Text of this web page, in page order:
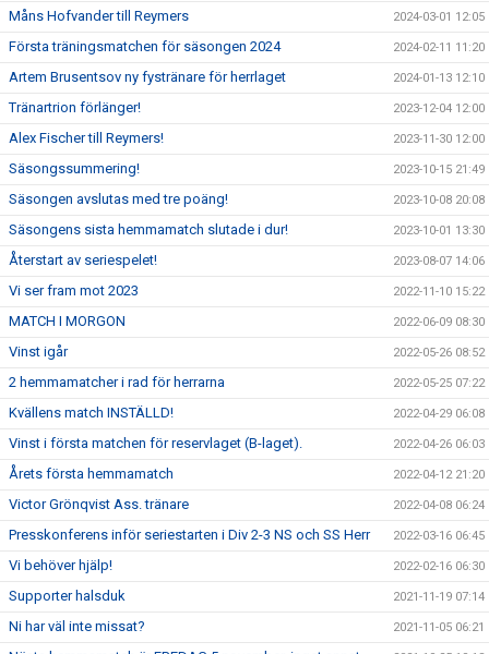
Måns Hofvander till Reymers 2024-03-01 12:05
Första träningsmatchen för säsongen 2024 2024-02-11 11:20
Artem Brusentsov ny fystränare för herrlaget 2024-01-13 12:10
Tränartrion förlänger! 2023-12-04 12:00
Alex Fischer till Reymers! 2023-11-30 12:00
Säsongssummering! 2023-10-15 21:49
Säsongen avslutas med tre poäng! 2023-10-08 20:08
Säsongens sista hemmamatch slutade i dur! 2023-10-01 13:30
Återstart av seriespelet! 2023-08-07 14:06
Vi ser fram mot 2023 2022-11-10 15:22
MATCH I MORGON 2022-06-09 08:30
Vinst igår 2022-05-26 08:52
2 hemmamatcher i rad för herrarna 2022-05-25 07:22
Kvällens match INSTÄLLD! 2022-04-29 06:08
Vinst i första matchen för reservlaget (B-laget). 2022-04-26 06:03
Årets första hemmamatch 2022-04-12 21:20
Victor Grönqvist Ass. tränare 2022-04-08 06:24
Presskonferens inför seriestarten i Div 2-3 NS och SS Herr 2022-03-16 06:45
Vi behöver hjälp! 2022-02-16 06:30
Supporter halsduk 2021-11-19 07:14
Ni har väl inte missat? 2021-11-05 06:21